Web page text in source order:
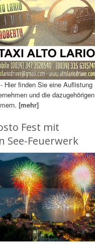
Hier finden Sie eine Auflistung
und die dazugehörigen
[mehr]
Fest mit
See-Feuerwerk